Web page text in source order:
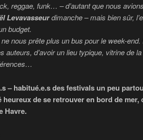
reggae, funk… – d’autant que nous
Levavasseurdimanche – mais bien sûr,
budget.
ne nous prête plus un bus pour le week-
auteurs, d’avoir un lieu typique, vitrine de
– habitué.e.s des festivals un peu
de se retrouver en bord de mer,
Havre.